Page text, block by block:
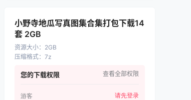
小野寺地瓜写真图集合集打包下载14
套 2GB
资源大小： 2GB
压缩格式： 7z
您的下载权限 查看全部权限
游客 请先登录